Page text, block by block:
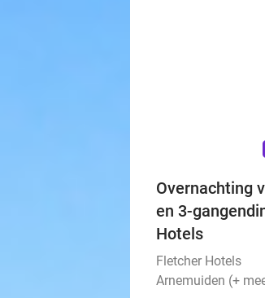
Overnachting
en 3-
Hotels
Fletcher Hotels
Arnemuiden (+